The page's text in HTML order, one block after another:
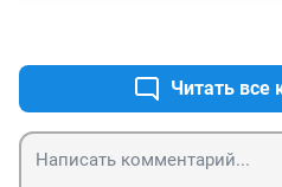
Читать все